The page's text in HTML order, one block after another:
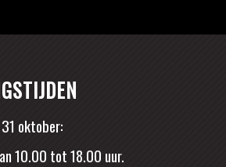
oktober:
10.00 tot 18.00 uur.